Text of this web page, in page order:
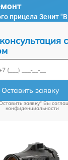
прицела Зенит
Оставить заявку
заявку" Вы
конфиденциальности